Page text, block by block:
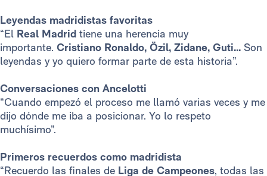
Leyendas madridistas favoritas
“El Real Madrid tiene una herencia muy
importante. Cristiano Ronaldo, Özil, Zidane, Guti… Son
leyendas y yo quiero formar parte de esta historia”.
Conversaciones con Ancelotti
“Cuando empezó el proceso me llamó varias veces y me
dijo dónde me iba a posicionar. Yo lo respeto
muchísimo”.
Primeros recuerdos como madridista
“Recuerdo las finales de Liga de Campeones, todas las